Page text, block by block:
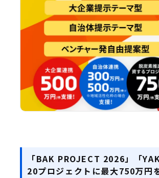
「BAK PROJECT 2026」「
20プロジェクトに最大750万円